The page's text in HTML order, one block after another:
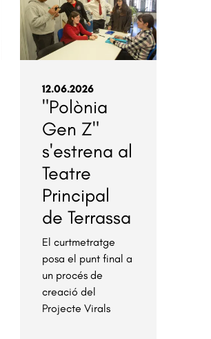
12.06.2026
"Polònia
Gen Z"
s'estrena al
Teatre
Principal
de Terrassa
El curtmetratge
posa el punt final a
un procés de
creació del
Projecte Virals